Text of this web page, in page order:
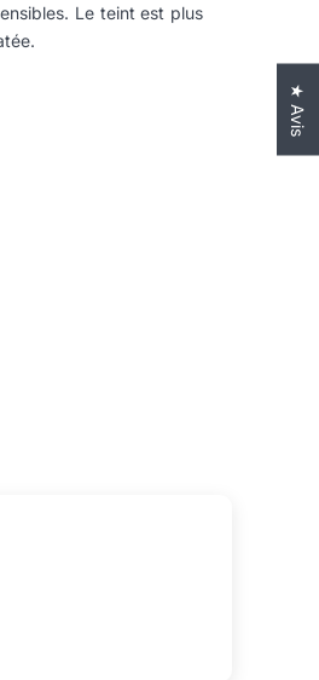
Le teint est plus
★ Avis